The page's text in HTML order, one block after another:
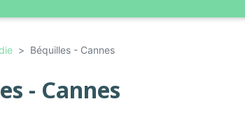
Béquilles - Cannes
- Cannes